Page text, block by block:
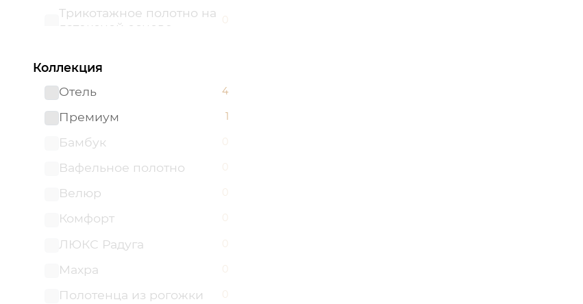
Трикотажное полотно на
латексной основе
0
Коллекция
Отель
4
Премиум 1
Бамбук 0
Вафельное полотно 0
Велюр 0
Комфорт 0
ЛЮКС Радуга 0
Махра 0
Полотенца из рогожки 0